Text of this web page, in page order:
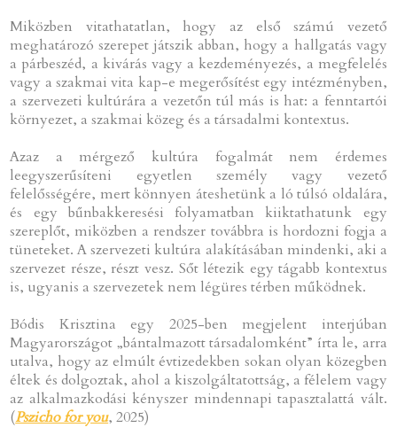
Miközben vitathatatlan, hogy az első számú vezető
meghatározó szerepet játszik abban, hogy a hallgatás vagy
a párbeszéd, a kivárás vagy a kezdeményezés, a megfelelés
vagy a szakmai vita kap-e megerősítést egy intézményben,
a szervezeti kultúrára a vezetőn túl más is hat: a fenntartói
környezet, a szakmai közeg és a társadalmi kontextus.
Azaz a mérgező kultúra fogalmát nem érdemes
leegyszerűsíteni egyetlen személy vagy vezető
felelősségére, mert könnyen áteshetünk a ló túlsó oldalára,
és egy bűnbakkeresési folyamatban kiiktathatunk egy
szereplőt, miközben a rendszer továbbra is hordozni fogja a
tüneteket. A szervezeti kultúra alakításában mindenki, aki a
szervezet része, részt vesz. Sőt létezik egy tágabb kontextus
is, ugyanis a szervezetek nem légüres térben működnek.
Bódis Krisztina egy 2025-ben megjelent interjúban
Magyarországot „bántalmazott társadalomként” írta le, arra
utalva, hogy az elmúlt évtizedekben sokan olyan közegben
éltek és dolgoztak, ahol a kiszolgáltatottság, a félelem vagy
az alkalmazkodási kényszer mindennapi tapasztalattá vált.
(Pszicho for you, 2025)